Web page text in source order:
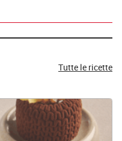
Tutte le ricette